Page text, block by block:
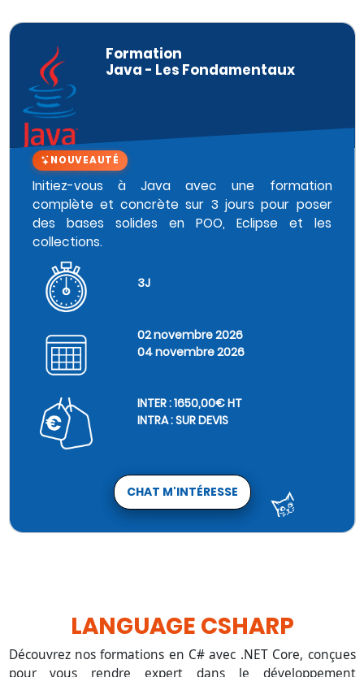
Formation
Java - Les Fondamentaux
NOUVEAUTÉ
Initiez-vous à Java avec une formation
complète et concrète sur 3 jours pour poser
des bases solides en POO, Eclipse et les
collections.
3J
02 novembre 2026
04 novembre 2026
INTER : 1650,00€ HT
INTRA : SUR DEVIS
CHAT M'INTÉRESSE
LANGUAGE CSHARP
Découvrez nos formations en C# avec .NET Core, conçues
pour vous rendre expert dans le développement